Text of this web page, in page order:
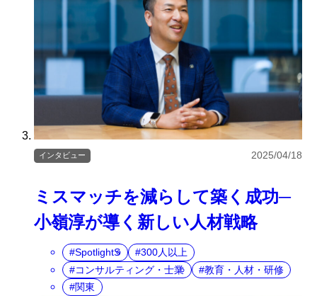
ミスマッチを減らして築く成功─
小嶺淳が導く新しい人材戦略
インタビュー 2025/04/18
SpotlightS
300人以上
コンサルティング・士業
教育・人材・研修
関東